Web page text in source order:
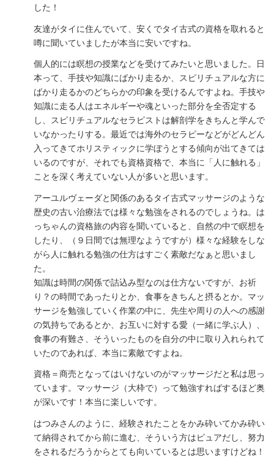
した！
友達がタイに住んでいて、安くでタイ古式の資格を取れると
噂に聞いていましたが本当に安いですね。
個人的には瞑想の授業などを受けてみたいと思いました。日
本って、手技や知識にばかり走るか、スピリチュアルな方に
ばかり走るかのどちらかの印象を受けるんですよね。手技や
知識に走る人はエネルギーや魂といった部分を全否定する
し、スピリチュアルなセラピストは解剖学をきちんと学んで
いなかったりする。最近では海外のセラピーなどがどんどん
入ってきてホリスティックに学ぼうとする傾向が出てきては
いるのですが、それでも資格資格で、本当に「人に触れる」
ことを深く考えていない人が多いと思います。
アーユルヴェーダと関係のあるタイ古式マッサージのような
歴史の古い治療法では様々な勉強をされるのでしょうね。は
っちゃんの資格旅の内容を聞いていると、自然の中で瞑想を
したり、（９日間では無理なようですが）様々な経験をしな
がら人に触れる勉強の仕方はすごく素敵だなぁと思いまし
た。
知識は時間の関係で詰込み型なのは仕方ないですが、お祈
り？の時間であったりとか、食事をきちんと摂るとか。マッ
サージを勉強していく作業の中に、先生や周りの人への感謝
の気持ちであるとか、お互いに対する愛（一緒に学ぶ人）、
食事の有難さ、そういったものを自分の中に取り入れられて
いたのであれば、本当に素敵ですよね。
資格＝商売となってはいけないのがマッサージだと私は思っ
ています。マッサージ（大枠で）って勉強すればするほど奥
が深いです！本当に楽しいです。
はつみさんのように、経験されたことをかみ砕いてかみ砕い
て納得されてから前に進む、そういう方はピュアだし、努力
をされるだろうからとても向いているとは思いますけどね！